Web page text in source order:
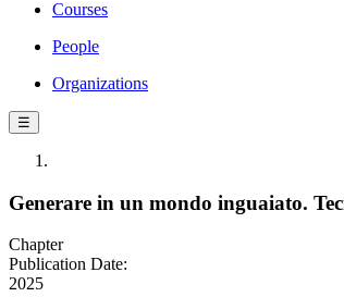
Courses
People
Organizations
☰
Generare in un mondo inguaiato.
Chapter
Publication Date:
2025